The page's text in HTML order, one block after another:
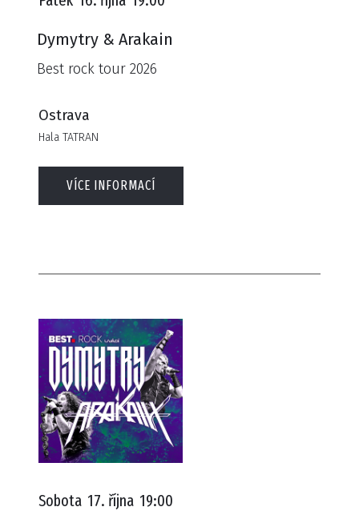
Dymytry & Arakain
Best rock tour 2026
Ostrava
Hala TATRAN
VÍCE INFORMACÍ
Sobota 17. října 19:00